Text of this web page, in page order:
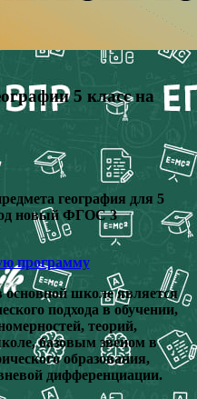
5 класс на
география для 5
новый ФГОС 3
программу
основной школе является
подхода в обучении,
теорий,
базовым звеном в
образования,
дифференциации.